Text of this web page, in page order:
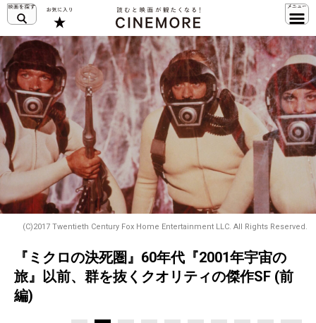
(C)2017 Twentieth Century Fox Home Entertainment LLC. All Rights Reserved.
『ミクロの決死圏』60年代『2001年宇宙の
旅』以前、群を抜くクオリティの傑作SF (前
編)